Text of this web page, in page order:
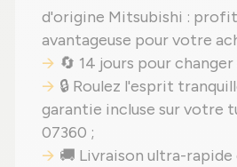
d'origine Mitsubishi :
avantageuse pour votre
🔄 14 jours pour changer
🔒 Roulez l'esprit
garantie incluse sur votre
07360 ;
🚚 Livraison ultra-